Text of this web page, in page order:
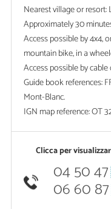
Nearest village or
Approximately 30
Access possible by 4x4,
mountain bike, in a
Access possible by
Guide book references:
Mont-Blanc.
IGN map reference: OT
Clicca per
04 50 47
06 60 87